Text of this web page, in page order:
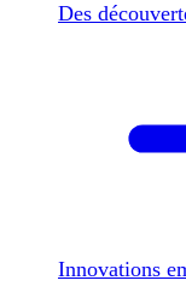
Des
Innovations